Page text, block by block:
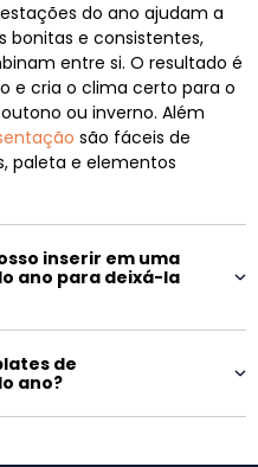
do ano ajudam a
bonitas e consistentes,
entre si. O resultado é
e cria o clima certo para o
ou inverno. Além
são fáceis de
paleta e elementos
inserir em uma
ano para deixá-la
de
ano?